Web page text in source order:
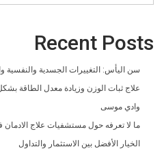
Recent Posts
سن اليأس: التغييرات الجسدية والنفسية
علاج ثبات الوزن وزيادة معدل الطاقة
وادي موسى
ما لا تعرفه حول مستشفيات علاج
الخيار الأفضل بين الاستثمار والتداول